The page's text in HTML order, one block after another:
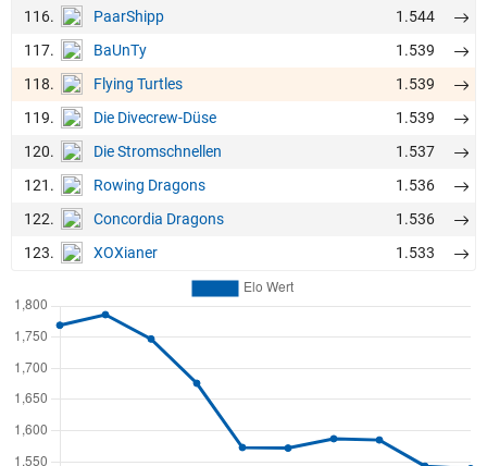
116.
PaarShipp
1.544
117.
BaUnTy
1.539
118.
Flying Turtles
1.539
119.
Die Divecrew-Düse
1.539
120.
Die Stromschnellen
1.537
121.
Rowing Dragons
1.536
122.
Concordia Dragons
1.536
123.
XOXianer 1.533